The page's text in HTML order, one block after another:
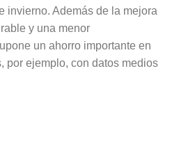
invierno. Además de la mejora
y una menor
un ahorro importante en
por ejemplo, con datos medios